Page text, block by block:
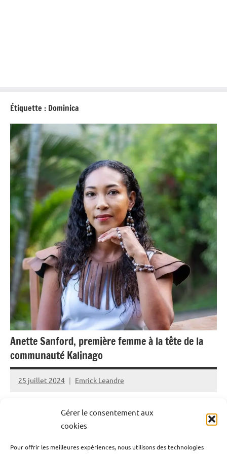
Gérer le consentement aux
cookies
Pour offrir les meilleures expériences, nous utilisons des technologies
Étiquette : Dominica
Anette Sanford, première femme à la tête de la
communauté Kalinago
25 juillet 2024 Emrick Leandre
La Dominique vient d’entrer une nouvelle fois dans
l’histoire. Après avoir élu Sylvanie Burton première
Kalinago. l’île anglophone continue de bouleverser